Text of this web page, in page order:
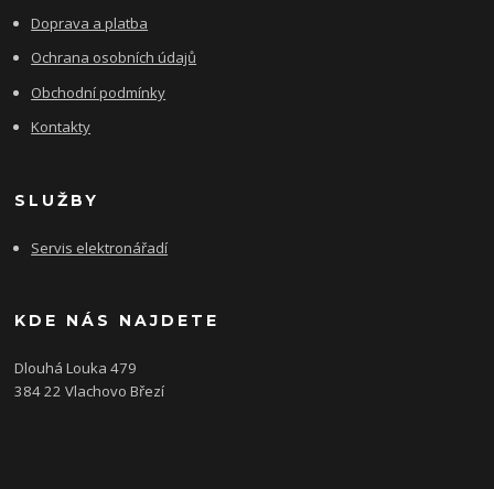
Doprava a platba
Ochrana osobních údajů
Obchodní podmínky
Kontakty
SLUŽBY
Servis elektronářadí
KDE NÁS NAJDETE
Dlouhá Louka 479
384 22 Vlachovo Březí